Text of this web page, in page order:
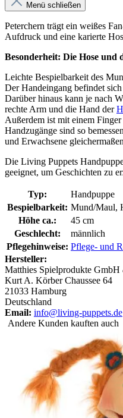
Menü schließen
Peterchern trägt ein weißes
Aufdruck und eine karierte
Besonderheit: Die Hose und
Leichte Bespielbarkeit des
Der Handeingang befindet
Darüber hinaus kann je nach
rechte Arm und die Hand der
Außerdem ist mit einem
Handzugänge sind so
und Erwachsene
Die Living Puppets
geeignet, um Geschichten zu
Typ:
Handpuppe
Bespielbarkeit: Mund/Maul,
Höhe ca.:
45 cm
Geschlecht:
männlich
Pflegehinweise: Pflege- und
Hersteller:
Matthies Spielprodukte
Kurt A. Körber Chaussee 64
21033 Hamburg
Deutschland
Email: info@living-puppets.de
Andere Kunden kauften auch